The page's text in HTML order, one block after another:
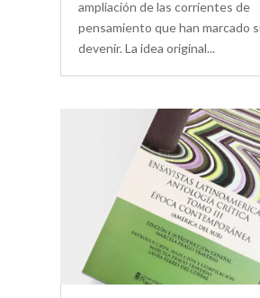
ampliación de las corrientes de
pensamiento que han marcado
devenir. La idea original...